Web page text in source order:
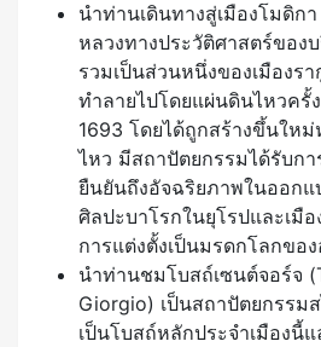
นำท่านเดินทางสู่เมืองโมดิก
หลวงทางประวัติศาสตร์ของ
รวมเป็นส่วนหนึ่งของเมืองร
ทำลายไปโดยแผ่นดินไหวครั้
1693 โดยได้ถูกสร้างขึ้นให
ไหว มีสถาปัตยกรรมได้รับกา
ยืนยันถึงอัจฉริยภาพในออกแ
ศิลปะบาโรกในยุโรปและเมื
การแต่งตั้งเป็นมรดกโลกขอ
นำท่านชมโบสถ์เซนต์จอร์จ
Giorgio) เป็นสถาปัตยกรรม
เป็นโบสถ์หลักประจำเมืองนี้